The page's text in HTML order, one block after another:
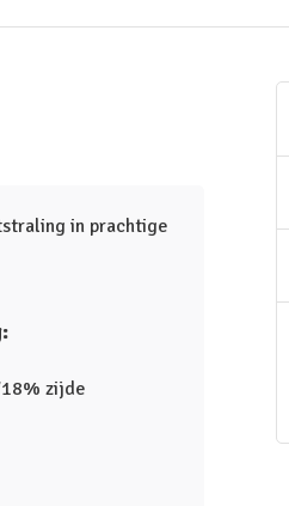
in prachtige
zijde